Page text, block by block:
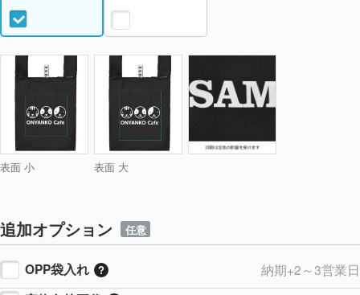
表面 小 表面 大
追加オプション 任意
OPP袋入れ
納期+2～3営業日